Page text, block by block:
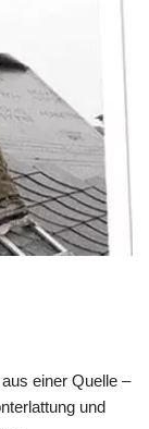
einer Quelle –
und